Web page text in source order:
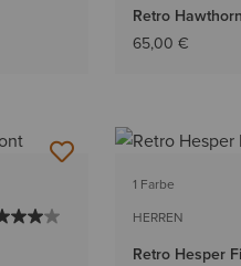
Retro
65,00 €
1 Farbe
HERREN
Retro Hesper